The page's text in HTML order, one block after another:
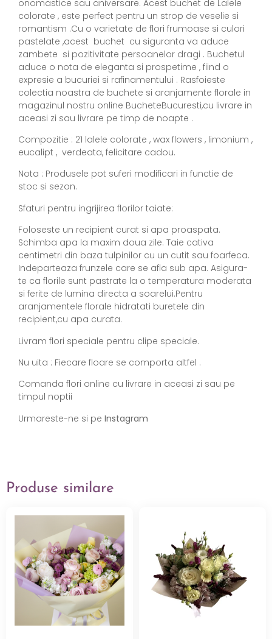
onomastice sau aniversare. Acest buchet de Lalele
colorate , este perfect pentru un strop de veselie si
romantism .Cu o varietate de flori frumoase si culori
pastelate ,acest buchet cu siguranta va aduce
zambete si pozitivitate persoanelor dragi . Buchetul
aduce o nota de eleganta si prospetime , fiind o
expresie a bucuriei si rafinamentului . Rasfoieste
colectia noastra de buchete si aranjamente florale in
magazinul nostru online BucheteBucuresti,cu livrare in
aceasi zi sau livrare pe timp de noapte .
Compozitie : 21 lalele colorate , wax flowers , limonium ,
eucalipt , verdeata, felicitare cadou.
Nota : Produsele pot suferi modificari in functie de
stoc si sezon.
Sfaturi pentru ingrijirea florilor taiate:
Foloseste un recipient curat si apa proaspata.
Schimba apa la maxim doua zile. Taie cativa
centimetri din baza tulpinilor cu un cutit sau foarfeca.
Indeparteaza frunzele care se afla sub apa. Asigura-
te ca florile sunt pastrate la o temperatura moderata
si ferite de lumina directa a soarelui.Pentru
aranjamentele florale hidratati buretele din
recipient,cu apa curata.
Livram flori speciale pentru clipe speciale.
Nu uita : Fiecare floare se comporta altfel .
Comanda flori online cu livrare in aceasi zi sau pe
timpul noptii
Urmareste-ne si pe Instagram
Produse similare